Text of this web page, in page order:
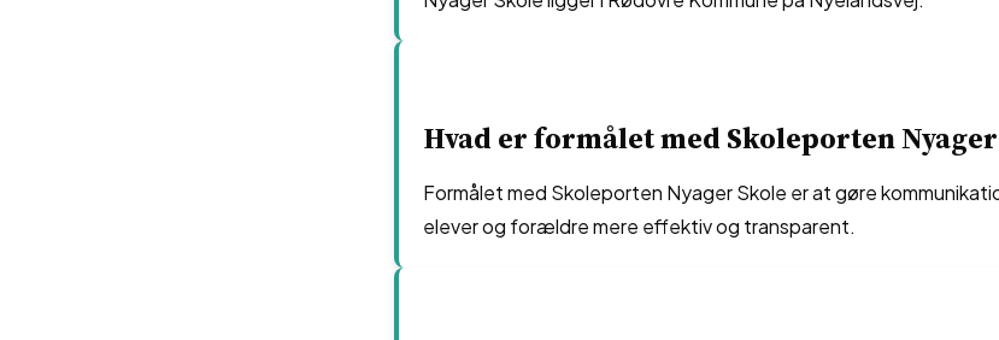
Hvad er formålet med Skoleporten
Formålet med Skoleporten Nyager Skole er at gøre
elever og forældre mere effektiv og transparent.